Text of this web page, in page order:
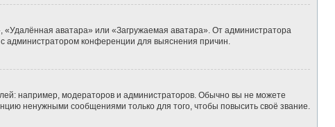
аватара» или «Загружаемая аватара». От администратора
администратором конференции для выяснения причин.
например, модераторов и администраторов. Обычно вы не можете
ненужными сообщениями только для того, чтобы повысить своё звание.